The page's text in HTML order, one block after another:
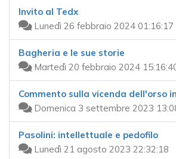
Invito al Tedx
Lunedì 26 febbraio 2024 01:16:17
Bagheria e le sue storie
Martedì 20 febbraio 2024
Commento sulla vicenda dell'orso
Domenica 3 settembre 2023
Pasolini: intellettuale e pedofilo
Lunedì 21 agosto 2023 22:32:18